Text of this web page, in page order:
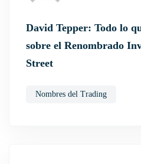
David Tepper: Todo lo
sobre el Renombrado
Street
Nombres del Trading